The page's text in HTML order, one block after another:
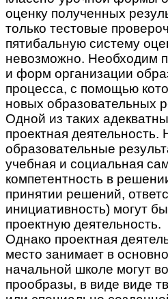
оценку полученных
только тестовые
пятибальную систему
невозможно. Необходим
и форм организации
процесса, с помощью
новых образовательных
Одной из таких
проектная деятельность.
образовательные
учебная и социальная
компетентность в
принятии решений,
инициативность) могут
проектную деятельность.
Однако проектная
место занимает в
начальной школе могут
прообразы, в виде виде